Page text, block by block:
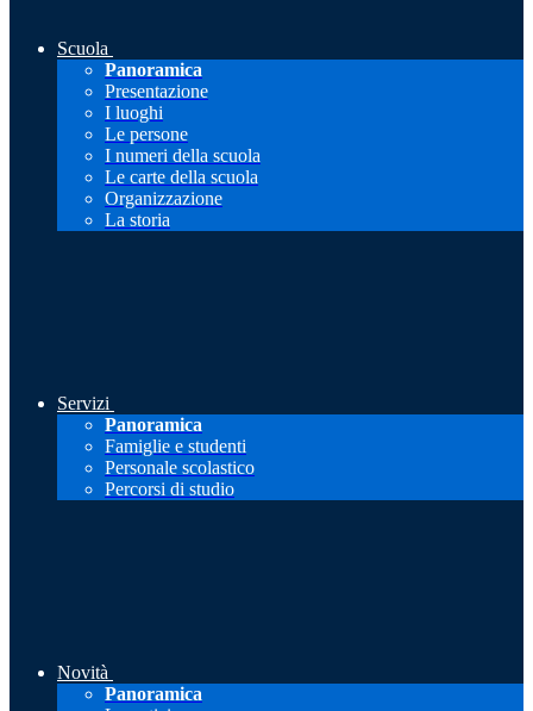
Scuola
Panoramica
Presentazione
I luoghi
Le persone
I numeri della scuola
Le carte della scuola
Organizzazione
La storia
Servizi
Panoramica
Famiglie e studenti
Personale scolastico
Percorsi di studio
Novità
Panoramica